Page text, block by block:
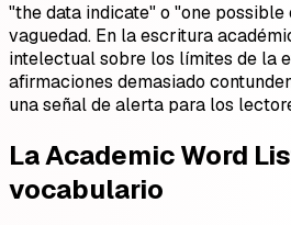
"the data indicate" o "one
vaguedad. En la escritura
intelectual sobre los límites de la
afirmaciones demasiado
una señal de alerta para los
La Academic Word
vocabulario